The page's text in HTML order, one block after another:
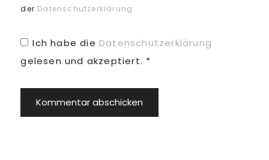
der Datenschutzerklärung.
Ich habe die Datenschutzerklärung
gelesen und akzeptiert. *